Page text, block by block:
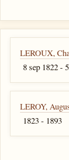
LEROUX,
8 sep 1822 -
LEROY,
1823 - 1893